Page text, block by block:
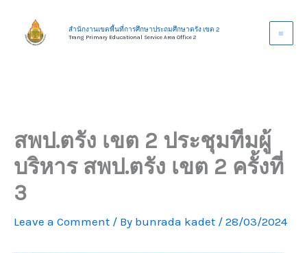
content
สำนักงานเขตพื้นที่การศึกษาประถมศึกษาตรัง เขต 2
Trang Primary Educational Service Area Office 2
สพป.ตรัง เขต 2 ประชุมทีมผู้
บริหาร สพป.ตรัง เขต 2 ครั้งที่
3
Leave a Comment / By bunrada kadet / 28/03/2024